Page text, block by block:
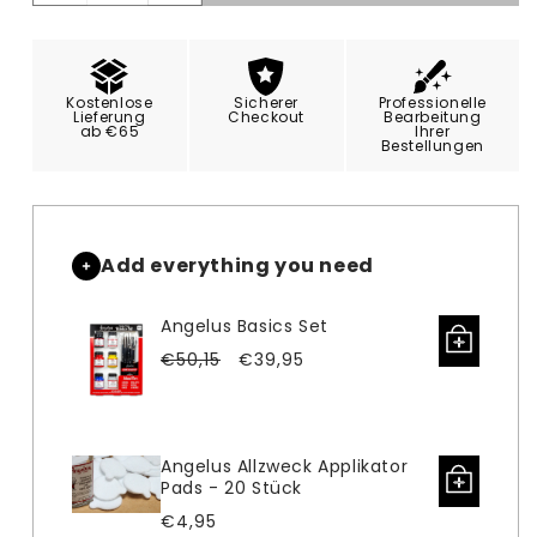
die
Angelus
Collector
Edition
die
Collector
Kostenlose
Lieferung
ab €65
Sicherer
Checkout
Professionelle
Bearbeitung
Ihrer
Bestellungen
Add everything you need
Angelus Basics Set
Verkaufspreis
Normaler
€50,15 €39,95
Angelus Allzweck Applikator
Pads - 20 Stück
Normaler
€4,95